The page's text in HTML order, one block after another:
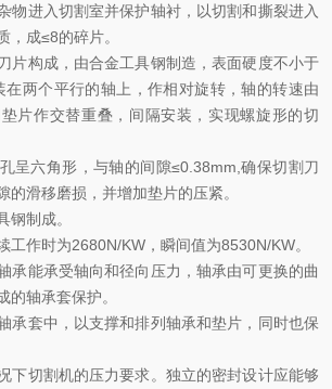
物进入切割室并保护轴衬，以切割和撕裂进入
，成≤8的碎片。
片构成，由合金工具钢制造，表面硬度不小于
在两个平行的轴上，作相对旋转，轴的转速由
片作交替重叠，间隔安装，实现螺旋形的切
呈六角形，与轴的间隙≤0.38mm, 确保切割刀
的滑移磨损，并增加垫片的压紧。
钢制成。
工作时为2680N/KW ，瞬间值为8530N/KW。
承能承受轴向和径向压力，轴承由可更换的曲
的轴承套保护。
承套中，以支撑和排列轴承和垫片，同时也保
下切割机的压力要求。独立的密封设计应能够